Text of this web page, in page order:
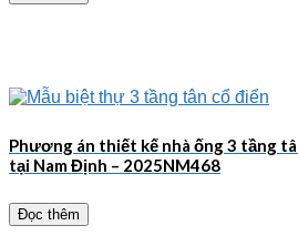
Phương án thiết kế nhà ống 3 tầng
tại Nam Định – 2025NM468
Đọc thêm